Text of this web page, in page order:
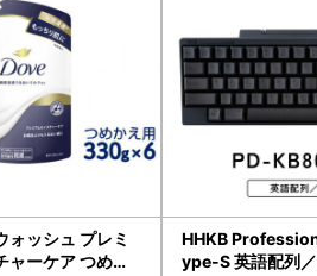
うお願い申し上げます。
が運送会社まで直接お問い合わせくださ
ォッシュ プレミ
ャーケア つめか
HHKB
ype-S 英語配列